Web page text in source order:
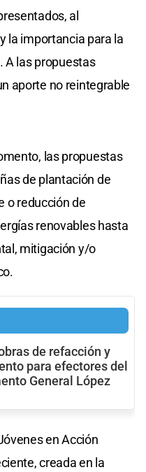
al
la importancia para la
A las propuestas
aporte no reintegrable
las propuestas
de plantación de
o reducción de
renovables hasta
mitigación y/o
de refacción y
para efectores del
General López
en Acción
creada en la